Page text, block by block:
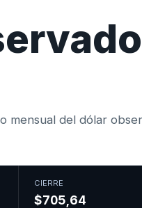
mensual del dólar
CIERRE
$705,64